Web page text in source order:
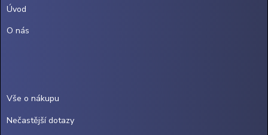
Úvod
O nás
Vše o nákupu
Nečastější dotazy